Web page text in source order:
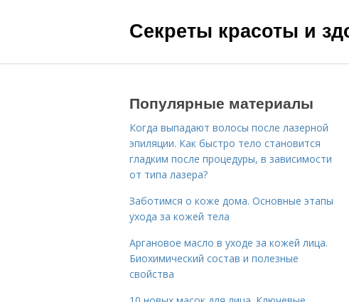
Секреты красоты и
Популярные материалы
Когда выпадают волосы после лазерной
эпиляции. Как быстро тело становится
гладким после процедуры, в зависимости
от типа лазера?
Заботимся о коже дома. Основные этапы
ухода за кожей тела
Аргановое масло в уходе за кожей лица.
Биохимический состав и полезные
свойства